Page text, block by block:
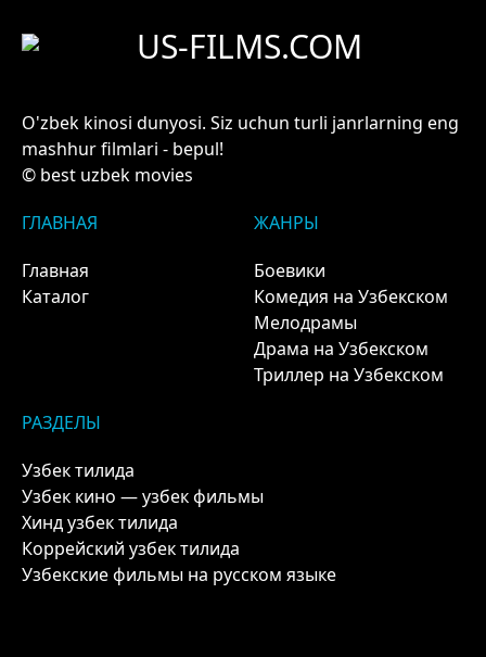
US-FILMS.COM
O'zbek kinosi dunyosi. Siz uchun turli janrlarning eng
mashhur filmlari - bepul!
© best uzbek movies
ГЛАВНАЯ
Главная
Каталог
ЖАНРЫ
Боевики
Комедия на Узбекском
Мелодрамы
Драма на Узбекском
Триллер на Узбекском
РАЗДЕЛЫ
Узбек тилида
Узбек кино — узбек фильмы
Хинд узбек тилида
Коррейский узбек тилида
Узбекские фильмы на русском языке